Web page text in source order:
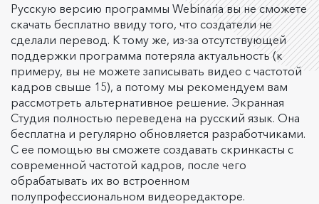
Русскую версию программы Webinaria вы не сможете
скачать бесплатно ввиду того, что создатели не
сделали перевод. К тому же, из-за отсутствующей
поддержки программа потеряла актуальность (к
примеру, вы не можете записывать видео с частотой
кадров свыше 15), а потому мы рекомендуем вам
рассмотреть альтернативное решение. Экранная
Студия полностью переведена на русский язык. Она
бесплатна и регулярно обновляется разработчиками.
С ее помощью вы сможете создавать скринкасты с
современной частотой кадров, после чего
обрабатывать их во встроенном
полупрофессиональном видеоредакторе.